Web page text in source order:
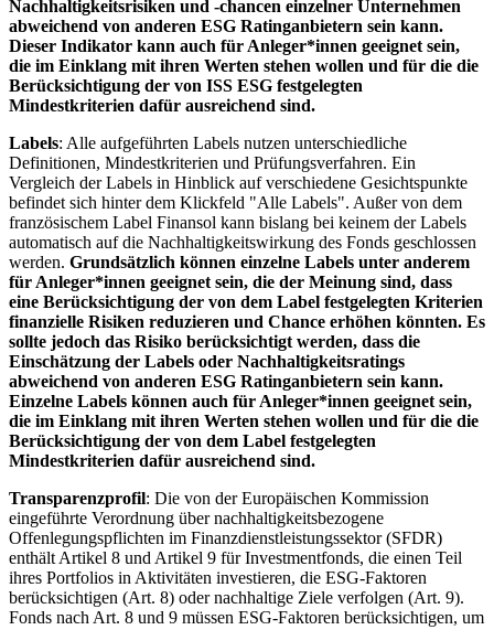
Nachhaltigkeitsrisiken und -chancen einzelner Unternehmen
abweichend von anderen ESG Ratinganbietern sein kann.
Dieser Indikator kann auch für Anleger*innen geeignet sein,
die im Einklang mit ihren Werten stehen wollen und für die die
Berücksichtigung der von ISS ESG festgelegten
Mindestkriterien dafür ausreichend sind.
Labels: Alle aufgeführten Labels nutzen unterschiedliche
Definitionen, Mindestkriterien und Prüfungsverfahren. Ein
Vergleich der Labels in Hinblick auf verschiedene Gesichtspunkte
befindet sich hinter dem Klickfeld "Alle Labels". Außer von dem
französischem Label Finansol kann bislang bei keinem der Labels
automatisch auf die Nachhaltigkeitswirkung des Fonds geschlossen
werden. Grundsätzlich können einzelne Labels unter anderem
für Anleger*innen geeignet sein, die der Meinung sind, dass
eine Berücksichtigung der von dem Label festgelegten Kriterien
finanzielle Risiken reduzieren und Chance erhöhen könnten. Es
sollte jedoch das Risiko berücksichtigt werden, dass die
Einschätzung der Labels oder Nachhaltigkeitsratings
abweichend von anderen ESG Ratinganbietern sein kann.
Einzelne Labels können auch für Anleger*innen geeignet sein,
die im Einklang mit ihren Werten stehen wollen und für die die
Berücksichtigung der von dem Label festgelegten
Mindestkriterien dafür ausreichend sind.
Transparenzprofil: Die von der Europäischen Kommission
eingeführte Verordnung über nachhaltigkeitsbezogene
Offenlegungspflichten im Finanzdienstleistungssektor (SFDR)
enthält Artikel 8 und Artikel 9 für Investmentfonds, die einen Teil
ihres Portfolios in Aktivitäten investieren, die ESG-Faktoren
berücksichtigen (Art. 8) oder nachhaltige Ziele verfolgen (Art. 9).
Fonds nach Art. 8 und 9 müssen ESG-Faktoren berücksichtigen, um